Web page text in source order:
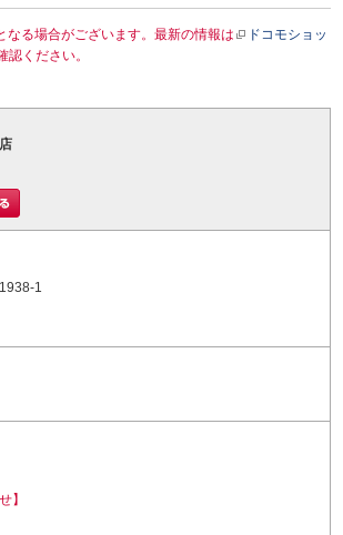
なる場合がございます。最新の情報は
ドコモショッ
認ください。
1
】